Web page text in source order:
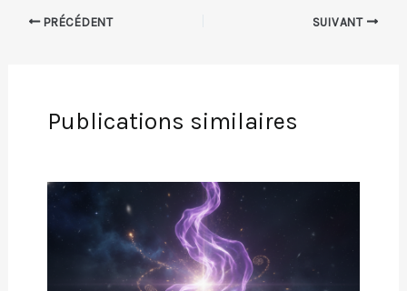
PRÉCÉDENT SUIVANT
Publications similaires